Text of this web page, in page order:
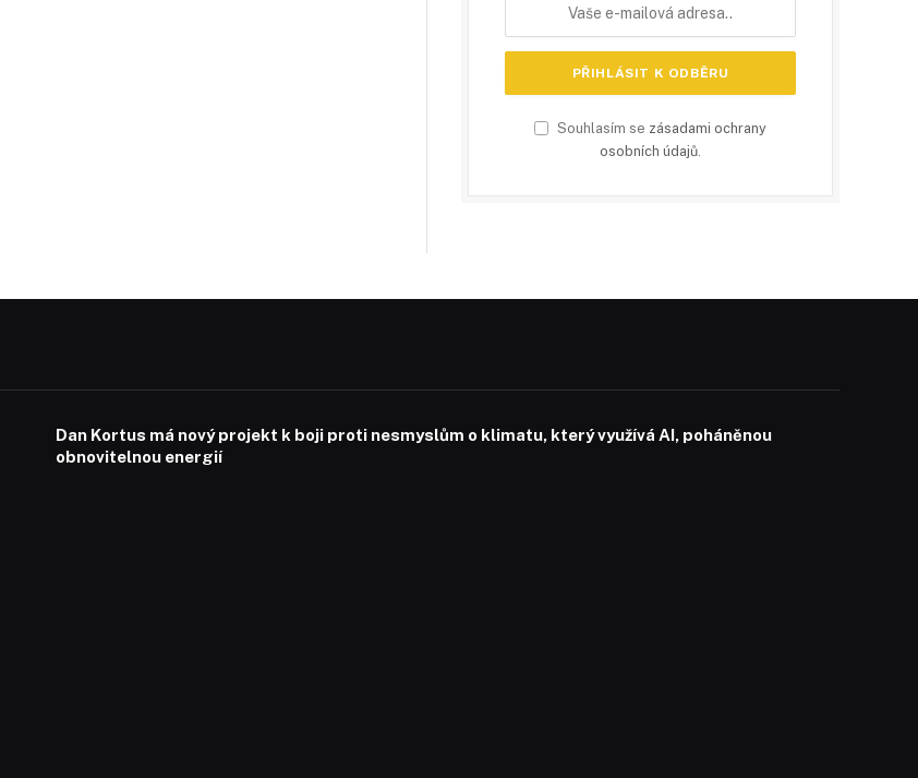
Souhlasím se zásadami ochrany
osobních údajů
Dan Kortus má nový projekt k boji proti nesmyslům o klimatu, který využívá AI, poháněnou
obnovitelnou energií